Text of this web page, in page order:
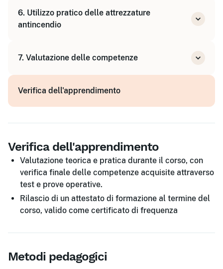
Coordinamento con i soccorsi esterni
6. Utilizzo pratico delle attrezzature
antincendio
Prove pratiche di spegnimento
7. Valutazione delle competenze
Prova pratica obbligatoria
Verifica dell'apprendimento
Verifica dell'apprendimento
Valutazione teorica e pratica durante il corso, con
verifica finale delle competenze acquisite attraverso
test e prove operative.
Rilascio di un attestato di formazione al termine del
corso, valido come certificato di frequenza
Metodi pedagogici